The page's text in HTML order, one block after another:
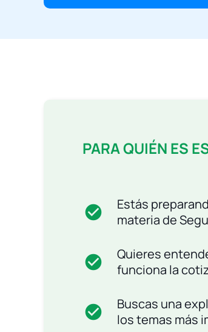
PARA QUIÉN ES
check_circle
Estás
materia de
check_circle
Quieres
funciona la
check_circle
Buscas una
los temas más